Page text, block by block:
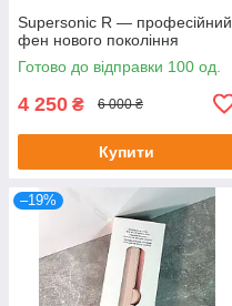
Supersonic R — професійний
фен нового покоління
Готово до відправки 100 од.
4 250 ₴ 6 000 ₴
Купити
–19%